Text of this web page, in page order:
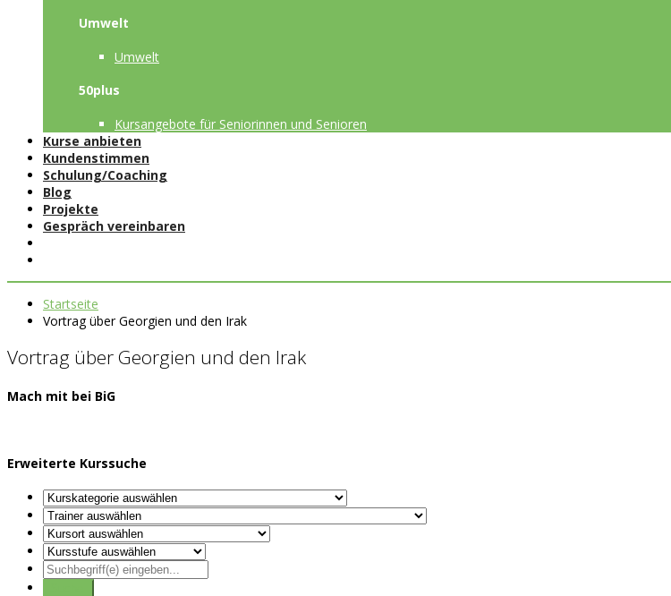
Umwelt
Umwelt
50plus
Kursangebote für Seniorinnen und Senioren
Kurse anbieten
Kundenstimmen
Schulung/Coaching
Blog
Projekte
Gespräch vereinbaren
Startseite
Vortrag über Georgien und den Irak
Vortrag über Georgien und den Irak
Mach mit bei BiG
Erweiterte Kurssuche